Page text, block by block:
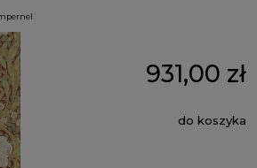
931,00 zł
do koszyka